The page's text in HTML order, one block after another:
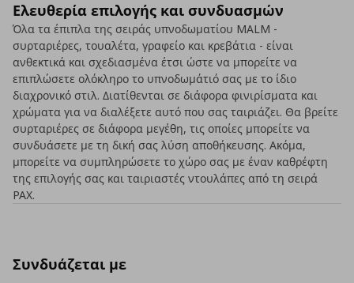
Ελευθερία επιλογής και συνδυασμών
Όλα τα έπιπλα της σειράς υπνοδωματίου MALM -
συρταριέρες, τουαλέτα, γραφείο και κρεβάτια - είναι
ανθεκτικά και σχεδιασμένα έτσι ώστε να μπορείτε να
επιπλώσετε ολόκληρο το υπνοδωμάτιό σας με το ίδιο
διαχρονικό στιλ. Διατίθενται σε διάφορα φινιρίσματα και
χρώματα για να διαλέξετε αυτό που σας ταιριάζει. Θα βρείτε
συρταριέρες σε διάφορα μεγέθη, τις οποίες μπορείτε να
συνδυάσετε με τη δική σας λύση αποθήκευσης. Ακόμα,
μπορείτε να συμπληρώσετε το χώρο σας με έναν καθρέφτη
της επιλογής σας και ταιριαστές ντουλάπες από τη σειρά
PAX.
Συνδυάζεται με